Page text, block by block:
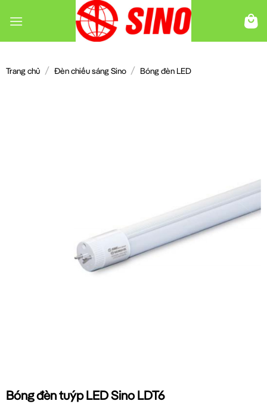
đến
Trang chủ / Đèn chiếu sáng Sino / Bóng đèn LED
Bóng đèn tuýp LED Sino LDT6